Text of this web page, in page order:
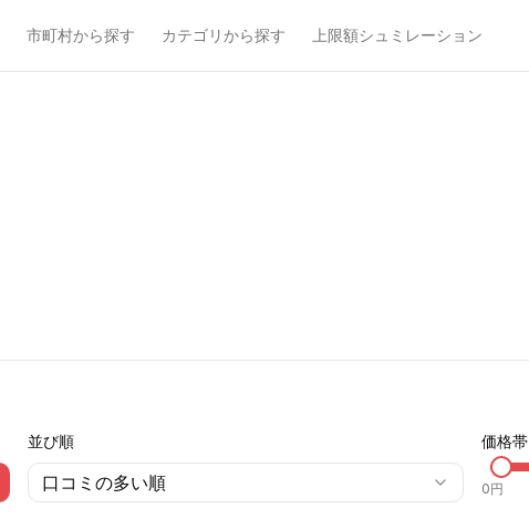
市町村から探す カテゴリから探す 上限額シュミレーション
並び順
口コミの多い順
価格帯
0円